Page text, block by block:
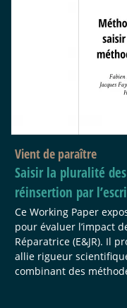
Vient de paraître
Saisir la pluralité
réinsertion par
Ce Working Paper
pour évaluer l’impact
Réparatrice (E&JR). Il
allie rigueur
combinant des